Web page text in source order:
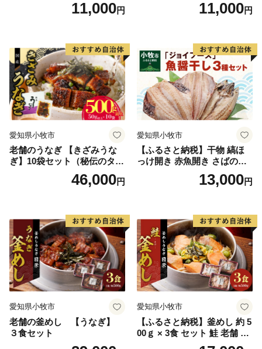
11,000円 11,000円
愛知県小牧市
老舗のうなぎ 【きざみうな
ぎ】10袋セット（秘伝のタレ
46,000円
愛知県小牧市
【ふるさと納税】干物 縞ほ
っけ開き 赤魚開き さばの開
き 魚醤干し 3種 セット 詰め
合わせ 魚 おかず 肉厚 おいし
取り寄せグルメ 魚醤 ナンプ
ラー 愛知県 小牧市 冷凍 送料
無料
13,000円
愛知県小牧市
老舗の釜めし 【うなぎ】
３食セット
愛知県小牧市
【ふるさと納税】釜めし 約 5
00ｇ × 3食 セット 鮭 老舗 急
速冷凍 レンチン 時短 簡単調